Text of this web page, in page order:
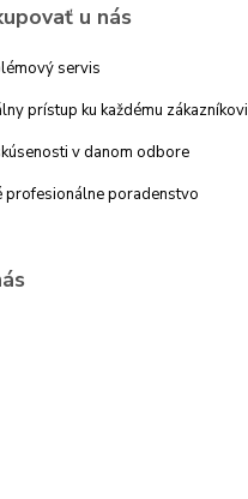
u nás
servis
prístup ku každému zákazníkovi
v danom odbore
profesionálne poradenstvo